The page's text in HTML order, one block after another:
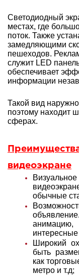
Светодиодный
местах, где
поток. Также
замедляющими
пешеходов.
служит LED
обеспечивает
информации
Такой вид
поэтому находит
сферах.
видеоэкране
обычные
анимацию,
Широкий
быть
как
метро и т.д;